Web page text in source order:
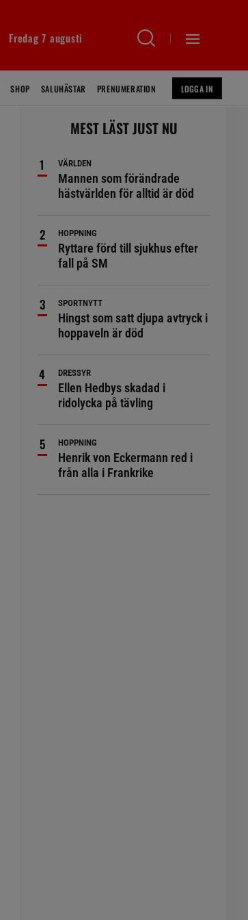
Fredag 7 augusti
SHOP SALUHÄSTAR PRENUMERATION LOGGA IN
MEST LÄST JUST NU
VÄRLDEN
Mannen som förändrade
hästvärlden för alltid är död
HOPPNING
Ryttare förd till sjukhus efter
fall på SM
SPORTNYTT
Hingst som satt djupa avtryck i
hoppaveln är död
DRESSYR
Ellen Hedbys skadad i
ridolycka på tävling
HOPPNING
Henrik von Eckermann red i
från alla i Frankrike